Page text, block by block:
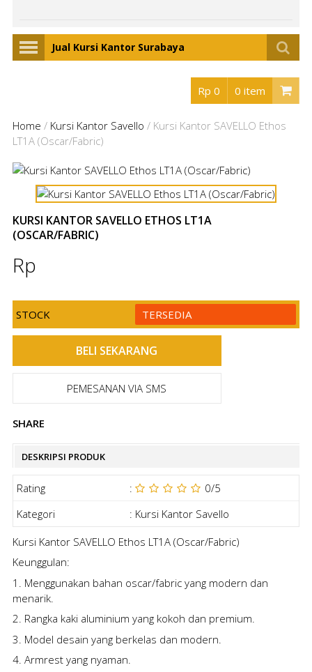
Jual Kursi Kantor Surabaya
Rp 0 0 item
Home / Kursi Kantor Savello / Kursi Kantor SAVELLO Ethos
LT1A (Oscar/Fabric)
KURSI KANTOR SAVELLO ETHOS LT1A
(OSCAR/FABRIC)
Rp
STOCK TERSEDIA
PEMESANAN VIA SMS
SHARE
DESKRIPSI PRODUK
Rating : 0/5
Kategori
: Kursi Kantor Savello
Kursi Kantor SAVELLO Ethos LT1A (Oscar/Fabric)
Keunggulan:
1. Menggunakan bahan oscar/fabric yang modern dan
menarik.
2. Rangka kaki aluminium yang kokoh dan premium.
3. Model desain yang berkelas dan modern.
4. Armrest yang nyaman.